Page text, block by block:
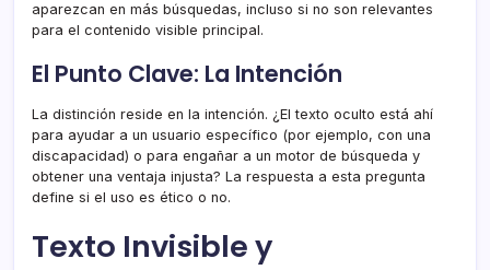
aparezcan en más búsquedas, incluso si no son relevantes
para el contenido visible principal.
El Punto Clave: La Intención
La distinción reside en la intención. ¿El texto oculto está ahí
para ayudar a un usuario específico (por ejemplo, con una
discapacidad) o para engañar a un motor de búsqueda y
obtener una ventaja injusta? La respuesta a esta pregunta
define si el uso es ético o no.
Texto Invisible y